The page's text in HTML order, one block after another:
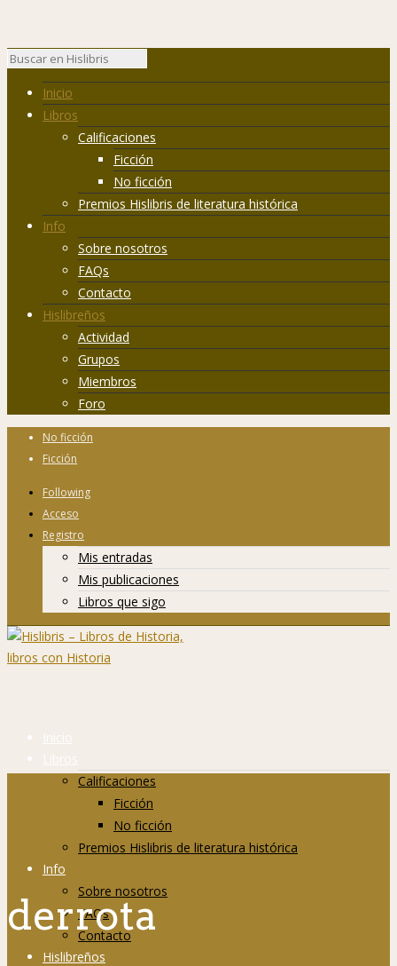
Inicio
Libros
Calificaciones
Ficción
No ficción
Premios Hislibris de literatura histórica
Info
Sobre nosotros
FAQs
Contacto
Hislibreños
Actividad
Grupos
Miembros
Foro
No ficción
Ficción
Following
Acceso
Registro
Mis entradas
Mis publicaciones
Libros que sigo
Inicio
Libros
Calificaciones
Ficción
No ficción
Premios Hislibris de literatura histórica
Info
Sobre nosotros
FAQs
Contacto
Hislibreños
derrota